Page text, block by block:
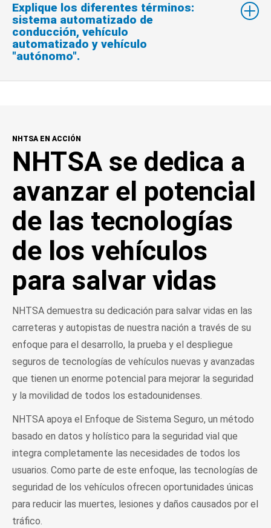
Explique los diferentes términos:
sistema automatizado de
conducción, vehículo
automatizado y vehículo
"autónomo".
NHTSA EN ACCIÓN
NHTSA se dedica a
avanzar el potencial
de las tecnologías
de los vehículos
para salvar vidas
NHTSA demuestra su dedicación para salvar vidas en las
carreteras y autopistas de nuestra nación a través de su
enfoque para el desarrollo, la prueba y el despliegue
seguros de tecnologías de vehículos nuevas y avanzadas
que tienen un enorme potencial para mejorar la seguridad
y la movilidad de todos los estadounidenses.
NHTSA apoya el Enfoque de Sistema Seguro, un método
basado en datos y holístico para la seguridad vial que
integra completamente las necesidades de todos los
usuarios. Como parte de este enfoque, las tecnologías de
seguridad de los vehículos ofrecen oportunidades únicas
para reducir las muertes, lesiones y daños causados por el
tráfico.